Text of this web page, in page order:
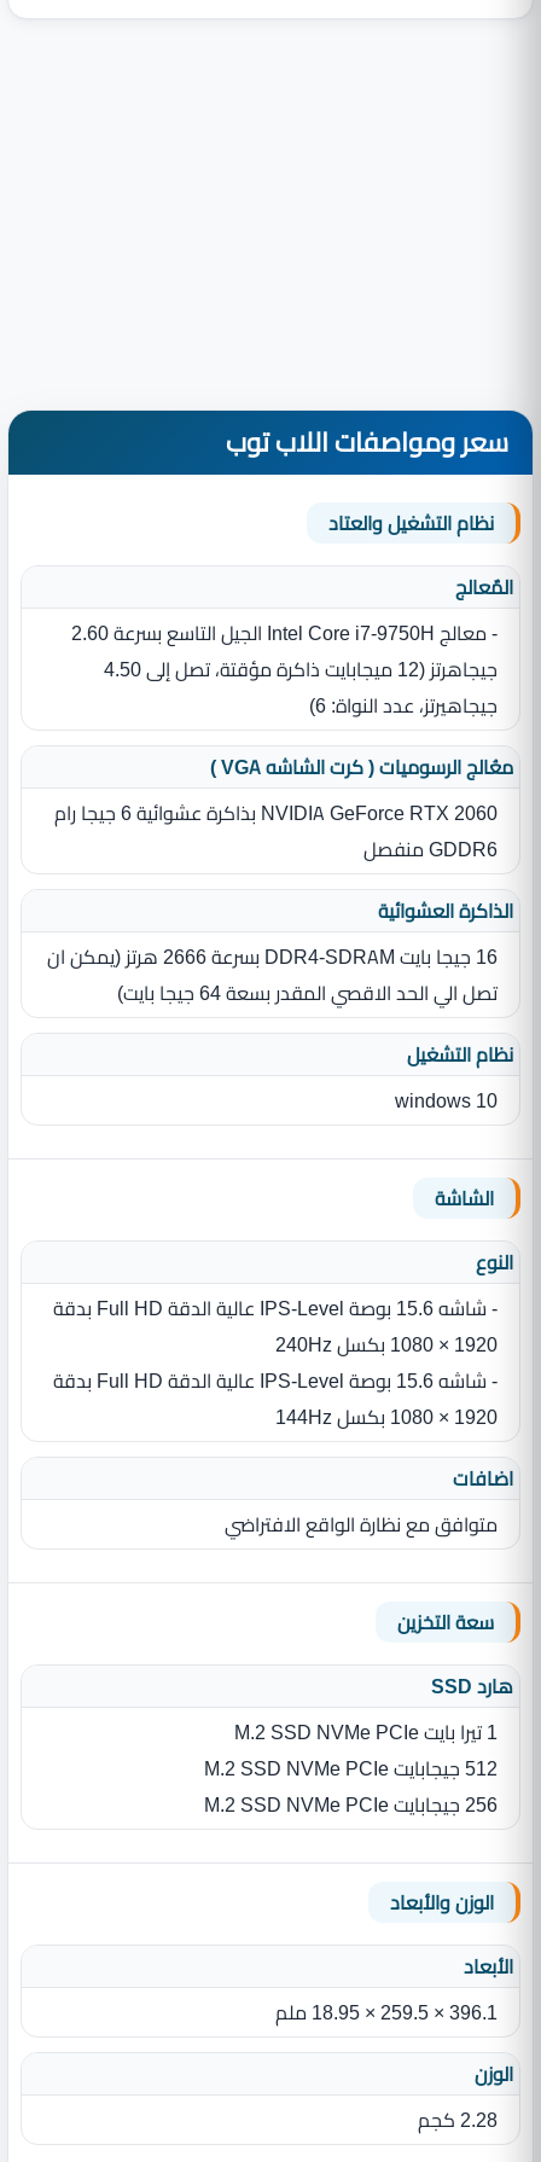
سعر ومواصفات اللاب توب
نظام التشغيل والعتاد
المٌعالج
- معالج Intel Core i7-9750H الجيل التاسع بسرعة 2.60
جيجاهرتز ‏(‏12 ميجابايت ذاكرة مؤقتة، تصل إلى 4.50
جيجاهيرتز، عدد النواة‏:‏ 6‏)‏
معُالج الرسوميات ( كرت الشاشه VGA )
NVIDIA GeForce RTX 2060 بذاكرة عشوائية 6 جيجا رام
GDDR6 منفصل
الذاكرة العشوائية
16 جيجا بايت DDR4-SDRAM بسرعة 2666 هرتز (يمكن ان
تصل الي الحد الاقصي المقدر بسعة 64 جيجا بايت)
نظام التشغيل
windows 10
الشاشة
النوع
- شاشه ‏15.6 بوصة IPS-Level عالية الدقة Full HD بدقة
- شاشه ‏15.6 بوصة IPS-Level عالية الدقة Full HD بدقة
اضافات
متوافق مع نظارة الواقع الافتراضي‎
سعة التخزين
هارد SSD
1 تيرا بايت M.2 SSD NVMe PCIe
512 جيجابايت M.2 SSD NVMe PCIe
256 جيجابايت M.2 SSD NVMe PCIe
الوزن والأبعاد
الأبعاد
396.1 × 259.5 × 18.95 ملم
الوزن
2.28 كجم‎